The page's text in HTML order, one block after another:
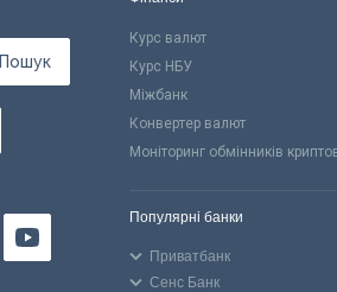
Пошук
Курс валют
Курс НБУ
Міжбанк
Конвертер валют
Моніторинг обмінників
Популярні банки
Приватбанк
Сенс Банк